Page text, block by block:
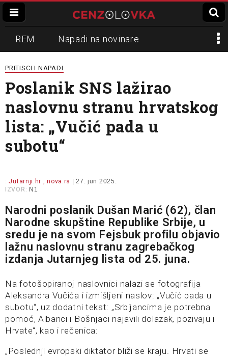
REM Napadi na novinare
Zvučni top
Propaganda Lokalni mediji
Informer Slavko Ćuruvija
PRITISCI I NAPADI
Poslanik SNS lažirao
naslovnu stranu hrvatskog
lista: „Vučić pada u
subotu“
: Jutarnji.hr , nova.rs
| 27. jun 2025.
IZVOR: N1
Narodni poslanik Dušan Marić (62), član
Narodne skupštine Republike Srbije, u
sredu je na svom Fejsbuk profilu objavio
lažnu naslovnu stranu zagrebačkog
izdanja Jutarnjeg lista od 25. juna.
Na fotošopiranoj naslovnici nalazi se fotografija
Aleksandra Vučića i izmišljeni naslov: „Vučić pada u
subotu“, uz dodatni tekst: „Srbijancima je potrebna
pomoć, Albanci i Bošnjaci najavili dolazak, pozivaju i
Hrvate“, kao i rečenica:
„Poslednji evropski diktator bliži se kraju. Hrvati se